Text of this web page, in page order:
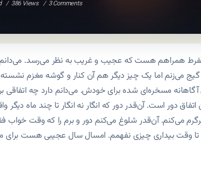
386 Views 3 Comments
همراهم هست که عجیب و غریب به نظر می‌رسد. می‌دانم که
می‌زنم اما یک چیز دیگر هم آن کنار و گوشه مغزم
مسخره‌ای شده برای خودش. می‌دانم دارد چه اتفاقی
دور است. آن‌قدر دور که انگار نه انگار تا چند ماه دیگر
سرگرم می‌کنم. آن‌قدر شلوغ می‌کنم دور و برم را که وقت
وقت بیداری چیزی نفهمم. امسال سال عجیبی هست برای